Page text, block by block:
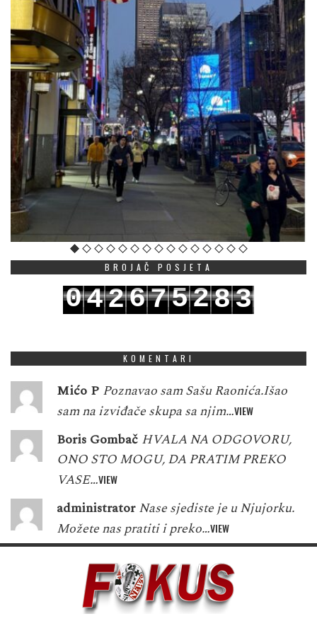
BROJAČ POSJETA
042675283
KOMENTARI
Mićo P Poznavao sam Sašu Raonića.Išao
sam na izviđače skupa sa njim…VIEW
Boris Gombač HVALA NA ODGOVORU,
ONO STO MOGU, DA PRATIM PREKO
VASE…VIEW
administrator Nase sjediste je u Njujorku.
Možete nas pratiti i preko…VIEW